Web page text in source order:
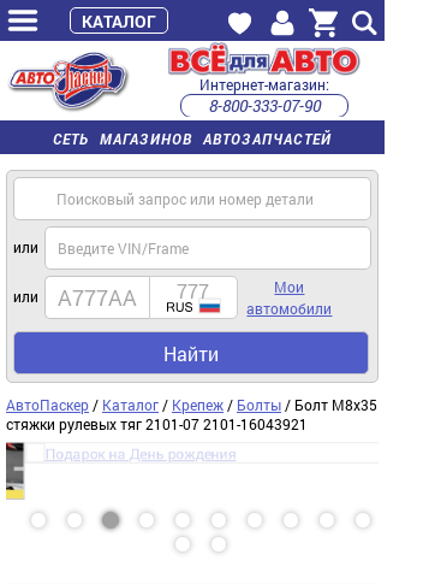
СЕТЬ МАГАЗИНОВ АВТОЗАПЧАСТЕЙ
Интернет-магазин:
8-800-333-07-90
часы работы с 9:00 до 22:00 (пн-пт)
или
или
Мои
автомобили
Найти
АвтоПаскер / Каталог / Крепеж / Болты / Болт М8х35
стяжки рулевых тяг 2101-07 2101-16043921
КАТАЛОГ